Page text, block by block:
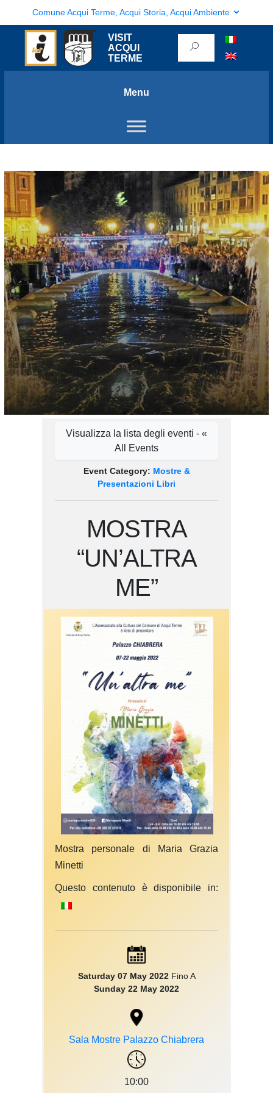
Comune Acqui Terme, Acqui Storia, Acqui Ambiente
VISIT
ACQUI
TERME
Menu
Visualizza la lista degli eventi - «
All Events
Event Category: Mostre &
Presentazioni Libri
MOSTRA
“UN’ALTRA
ME”
Mostra personale di Maria Grazia
Minetti
Questo contenuto è disponibile in:
Saturday 07 May 2022Fino A
Sunday 22 May 2022
Sala Mostre Palazzo Chiabrera
10:00